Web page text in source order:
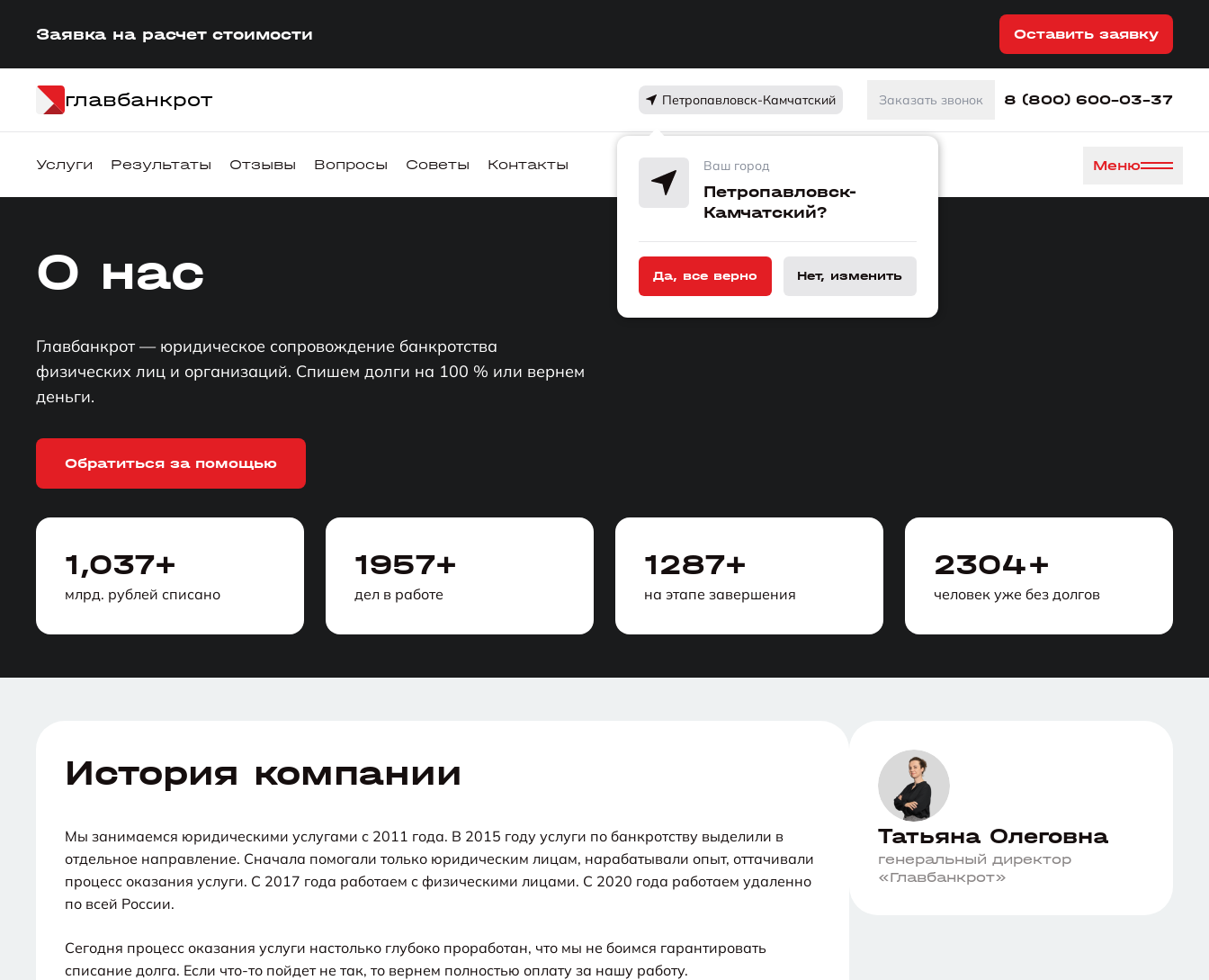
Заявка на расчет стоимости Оставить заявку
главбанкрот Петропавловск-Камчатский
Ваш город
Петропавловск-
Камчатский?
Да, все верно Нет, изменить
Заказать звонок 8 (800) 600-03-37
Меню
Услуги Результаты Отзывы Вопросы Советы Контакты
О нас
Главбанкрот — юридическое сопровождение банкротства
физических лиц и организаций. Спишем долги на 100 % или вернем
деньги.
Обратиться за помощью
1,037+
млрд. рублей списано
1957+
дел в работе
1287+
на этапе завершения
2304+
человек уже без долгов
Татьяна Олеговна
генеральный директор
«Главбанкрот»
История компании
Мы занимаемся юридическими услугами с 2011 года. В 2015 году услуги по банкротству выделили в
отдельное направление. Сначала помогали только юридическим лицам, нарабатывали опыт, оттачивали
процесс оказания услуги. С 2017 года работаем с физическими лицами. С 2020 года работаем удаленно
по всей России.
Сегодня процесс оказания услуги настолько глубоко проработан, что мы не боимся гарантировать
списание долга. Если что-то пойдет не так, то вернем полностью оплату за нашу работу.